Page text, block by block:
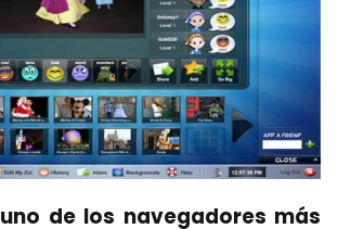
uno de los navegadores más